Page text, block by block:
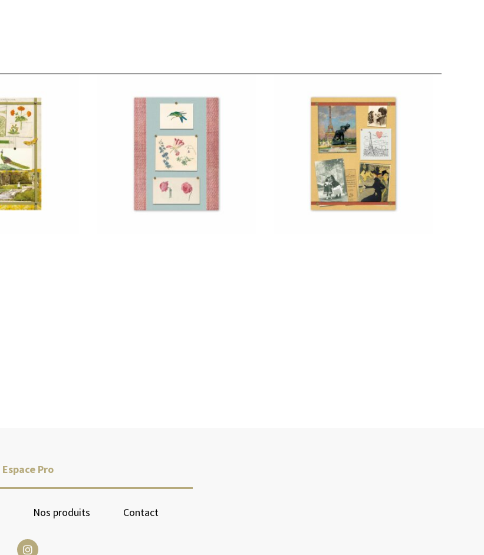
Espace Pro
Nos produits Contact